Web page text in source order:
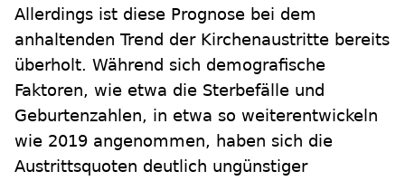
Allerdings ist diese Prognose bei dem
anhaltenden Trend der Kirchenaustritte bereits
überholt. Während sich demografische
Faktoren, wie etwa die Sterbefälle und
Geburtenzahlen, in etwa so weiterentwickeln
wie 2019 angenommen, haben sich die
Austrittsquoten deutlich ungünstiger